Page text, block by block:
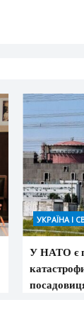
УКРАЇНА І
У НАТО є